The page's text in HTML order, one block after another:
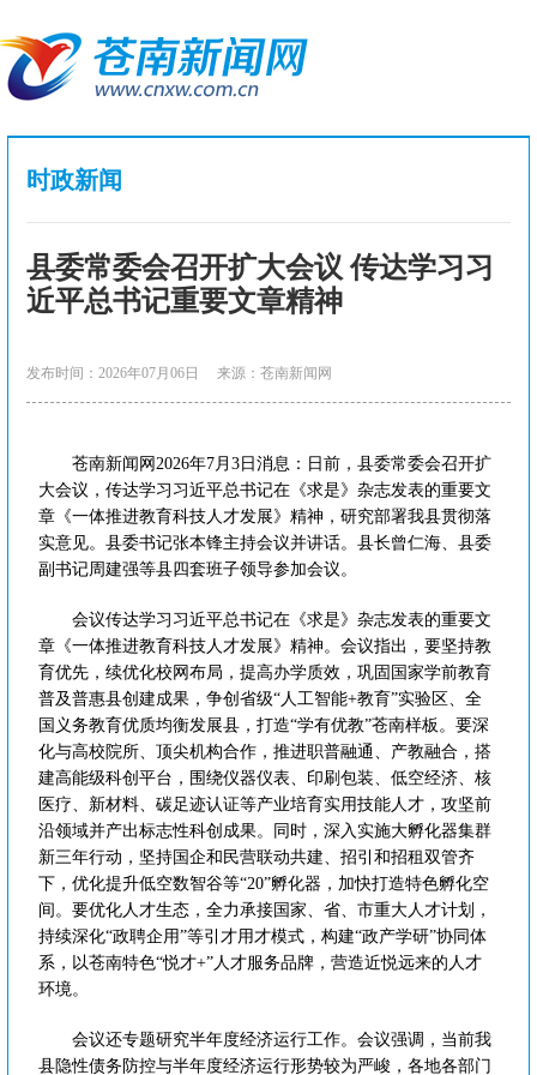
时政新闻
县委常委会召开扩大会议 传达学习习
近平总书记重要文章精神
发布时间：2026年07月06日 来源：苍南新闻网
苍南新闻网2026年7月3日消息：日前，县委常委会召开扩
大会议，传达学习习近平总书记在《求是》杂志发表的重要文
章《一体推进教育科技人才发展》精神，研究部署我县贯彻落
实意见。县委书记张本锋主持会议并讲话。县长曾仁海、县委
副书记周建强等县四套班子领导参加会议。
会议传达学习习近平总书记在《求是》杂志发表的重要文
章《一体推进教育科技人才发展》精神。会议指出，要坚持教
育优先，续优化校网布局，提高办学质效，巩固国家学前教育
普及普惠县创建成果，争创省级“人工智能+教育”实验区、全
国义务教育优质均衡发展县，打造“学有优教”苍南样板。要深
化与高校院所、顶尖机构合作，推进职普融通、产教融合，搭
建高能级科创平台，围绕仪器仪表、印刷包装、低空经济、核
医疗、新材料、碳足迹认证等产业培育实用技能人才，攻坚前
沿领域并产出标志性科创成果。同时，深入实施大孵化器集群
新三年行动，坚持国企和民营联动共建、招引和招租双管齐
下，优化提升低空数智谷等“20”孵化器，加快打造特色孵化空
间。要优化人才生态，全力承接国家、省、市重大人才计划，
持续深化“政聘企用”等引才用才模式，构建“政产学研”协同体
系，以苍南特色“悦才+”人才服务品牌，营造近悦远来的人才
环境。
会议还专题研究半年度经济运行工作。会议强调，当前我
县隐性债务防控与半年度经济运行形势较为严峻，各地各部门